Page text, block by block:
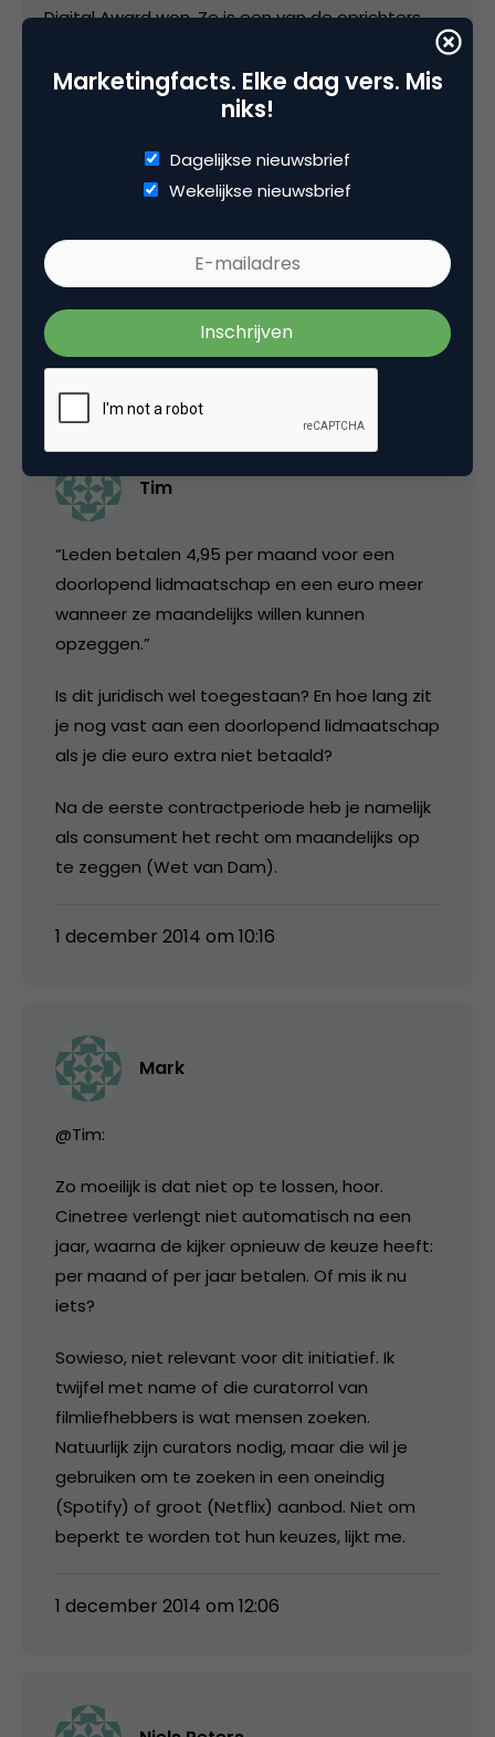
Digital Award won. Ze is een van de oprichters
onderzoekt, filmt, presenteert.
leonieke.daalder@gmail.com
Commerce Contentmarketing & Storytelling
3 Reacties
Tim
“Leden betalen 4,95 per maand voor een
doorlopend lidmaatschap en een euro meer
wanneer ze maandelijks willen kunnen
opzeggen.”
Is dit juridisch wel toegestaan? En hoe lang zit
je nog vast aan een doorlopend lidmaatschap
als je die euro extra niet betaald?
Na de eerste contractperiode heb je namelijk
als consument het recht om maandelijks op
te zeggen (Wet van Dam).
1 december 2014 om 10:16
Mark
@Tim:
Zo moeilijk is dat niet op te lossen, hoor.
Cinetree verlengt niet automatisch na een
jaar, waarna de kijker opnieuw de keuze heeft:
per maand of per jaar betalen. Of mis ik nu
iets?
Sowieso, niet relevant voor dit initiatief. Ik
twijfel met name of die curatorrol van
filmliefhebbers is wat mensen zoeken.
Natuurlijk zijn curators nodig, maar die wil je
gebruiken om te zoeken in een oneindig
(Spotify) of groot (Netflix) aanbod. Niet om
beperkt te worden tot hun keuzes, lijkt me.
1 december 2014 om 12:06
Marketingfacts. Elke dag vers. Mis
niks!
Dagelijkse nieuwsbrief
Wekelijkse nieuwsbrief